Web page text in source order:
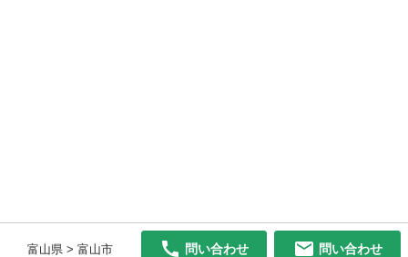
富山県 > 富山市 問い合わせ 問い合わせ